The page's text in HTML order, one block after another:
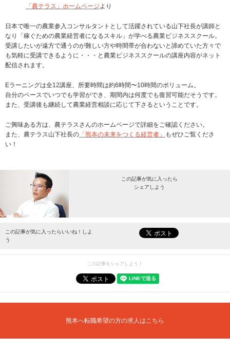
「農テラス」ホームページ より
日本で唯一の農業参入コンサルタントとして活躍されている山下社長が講師と
なり「稼ぐための農業経営者になるスキル」が学べる農業ビジネススクール。
受講したいが遠方で通うのが難しい方や時間帯が合わないと諦めていた方々で
も気軽に受講できるように・・・と農業ビジネススクールの講座内容がネット
配信されます。
Eラーニングは全12講座、所要時間は約6時間〜10時間のボリューム。
自分のペースでいつでも学習ができ、期間内は何度でも復習可能だそうです。
また、受講後も継続して農業経営相談に応じて下さるということです。
ご興味ある方は、農テラスさんのホームページで詳細をご確認ください。
また、農テラス山下社長の 「熊本の未来をつくる経営者」
もぜひご覧くださ
い！
この記事が気に入ったら
シェアしよう
最新情報をお届けします。
この記事が気に入ったらいいね！しよ
う
この記事をシェアしよう！
熊本へ転職希望の方の求人はこちら